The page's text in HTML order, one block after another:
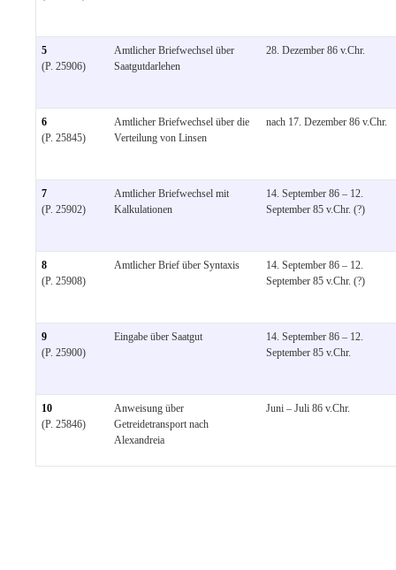
5
(P. 25906)
Amtlicher Briefwechsel über
Saatgutdarlehen
28. Dezember 86 v.Chr.
6
(P. 25845)
Amtlicher Briefwechsel über die
Verteilung von Linsen
nach 17. Dezember 86 v.Chr.
7
(P. 25902)
Amtlicher Briefwechsel mit
Kalkulationen
14. September 86 – 12.
September 85 v.Chr. (?)
8
(P. 25908)
Amtlicher Brief über Syntaxis
14. September 86 – 12.
September 85 v.Chr. (?)
9
(P. 25900)
Eingabe über Saatgut
14. September 86 – 12.
September 85 v.Chr.
10
(P. 25846)
Anweisung über
Getreidetransport nach
Alexandreia
Juni – Juli 86 v.Chr.